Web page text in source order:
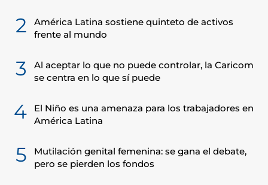
2
América Latina sostiene quinteto de activos
frente al mundo
3
Al aceptar lo que no puede controlar, la Caricom
se centra en lo que sí puede
4
El Niño es una amenaza para los trabajadores en
América Latina
5
Mutilación genital femenina: se gana el debate,
pero se pierden los fondos